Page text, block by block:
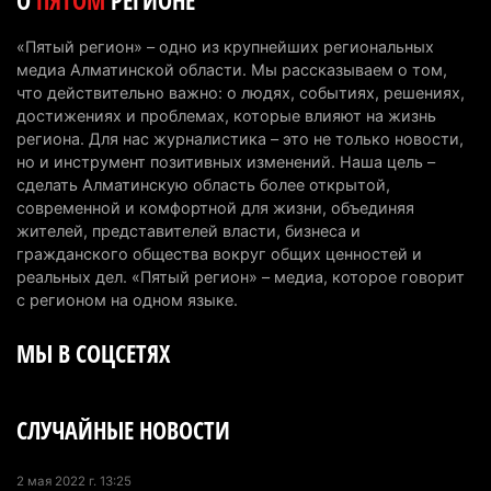
первоклассников начнут учить искусственному
6 августа 2026 г. 10:47
Казахстанцы назвали доход, при котором не
считают себя бедными
6 августа 2026 г. 09:52 165
Пожар в Аксайском ущелье под Алматы
полностью ликвидирован спустя три дня
6 августа 2026 г. 08:51 241
в Алматинской области
Казахстан стал лидером Центральной Азии в
5 августа 2026 г. 13:55
«Пятый регион» – одно из крупнейших региональных
медиа Алматинской области. Мы рассказываем о том,
что действительно важно: о людях, событиях, решениях,
достижениях и проблемах, которые влияют на жизнь
региона. Для нас журналистика – это не только новости,
но и инструмент позитивных изменений. Наша цель –
сделать Алматинскую область более открытой,
современной и комфортной для жизни, объединяя
жителей, представителей власти, бизнеса и
гражданского общества вокруг общих ценностей и
реальных дел. «Пятый регион» – медиа, которое говорит
с регионом на одном языке.
МЫ В СОЦСЕТЯХ
СЛУЧАЙНЫЕ НОВОСТИ
2 мая 2022 г. 13:25